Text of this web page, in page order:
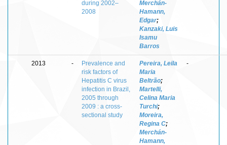
during 2002–
2008
Merchán-
Hamann,
Edgar;
Kanzaki, Luis
Isamu
Barros
2013 -
Prevalence and
risk factors of
Hepatitis C virus
infection in Brazil,
2005 through
2009 : a cross-
sectional study
Pereira, Leila
Maria
Beltrão;
Martelli,
Celina Maria
Turchi;
Moreira,
Regina C;
Merchán-
Hamann,
-